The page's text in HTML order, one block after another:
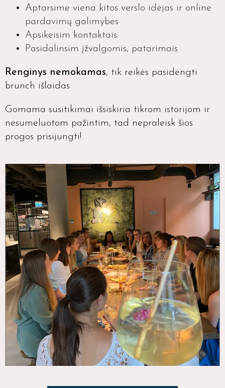
Aptarsime viena kitos verslo idėjas ir online
pardavimų galimybes
Apsikeisim kontaktais
Pasidalinsim įžvalgomis, patarimais
Renginys nemokamas, tik reikės pasidengti
brunch išlaidas.
Gomama susitikimai išsiskiria tikrom istorijom ir
nesumeluotom pažintim, tad nepraleisk šios
progos prisijungti!